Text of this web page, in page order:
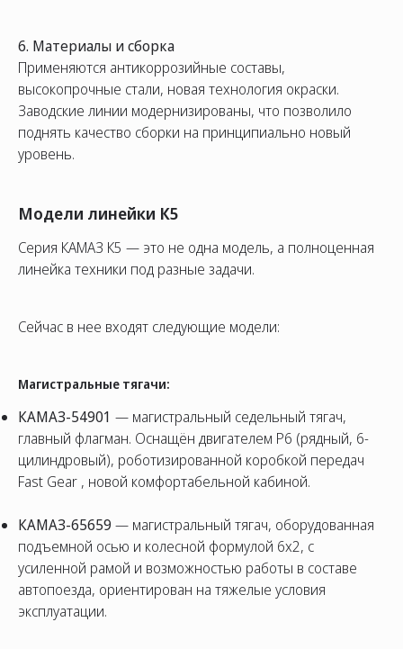
6. Материалы и сборка
Применяются антикоррозийные составы,
высокопрочные стали, новая технология окраски.
Заводские линии модернизированы, что позволило
поднять качество сборки на принципиально новый
уровень.
Модели линейки К5
Серия КАМАЗ К5 — это не одна модель, а полноценная
линейка техники под разные задачи.
Сейчас в нее входят следующие модели:
Магистральные тягачи:
КАМАЗ-54901 — магистральный седельный тягач,
главный флагман. Оснащён двигателем P6 (рядный, 6-
цилиндровый), роботизированной коробкой передач
Fast Gear , новой комфортабельной кабиной.
КАМАЗ-65659 — магистральный тягач, оборудованная
подъемной осью и колесной формулой 6x2, с
усиленной рамой и возможностью работы в составе
автопоезда, ориентирован на тяжелые условия
эксплуатации.